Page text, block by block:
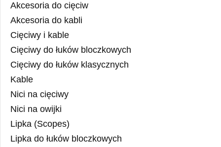
Akcesoria do cięciw
Akcesoria do kabli
Cięciwy i kable
Cięciwy do łuków bloczkowych
Cięciwy do łuków klasycznych
Kable
Nici na cięciwy
Nici na owijki
Lipka (Scopes)
Lipka do łuków bloczkowych